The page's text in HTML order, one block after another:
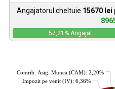
Angajatorul cheltuie 15670 lei
57,21 % Angajat
Impozit pe venit (IV): 6,36%
Contrib. Asig. Munca (CAM): 2,20%